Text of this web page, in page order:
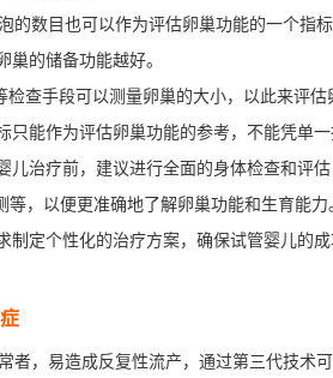
的数目也可以作为评估卵巢功能的一个指
巢的储备功能越好。
检查手段可以测量卵巢的大小，以此来评估
只能作为评估卵巢功能的参考，不能凭单
儿治疗前，建议进行全面的身体检查和评
等，以便更准确地了解卵巢功能和生育能
制定个性化的治疗方案，确保试管婴儿的
者，易造成反复性流产，通过第三代技术